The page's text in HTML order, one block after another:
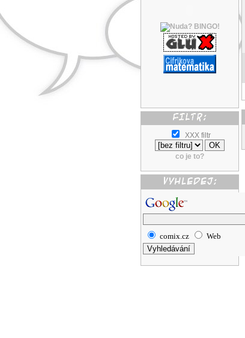
XXX filtr
co je to?
comix.cz Web